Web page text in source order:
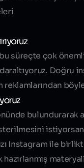
süreçte çok
Doğru
reklamlarından
bulundurarak
Instagram ile